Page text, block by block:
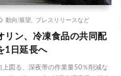
動向/展望 プレスリリースなど
リン、冷凍食品の共同配
1日延長へ
図る、深夜帯の作業量50％削減な